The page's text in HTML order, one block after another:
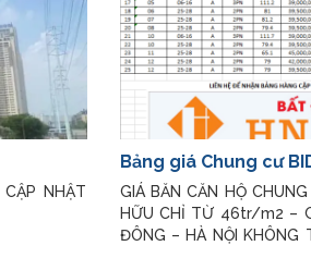
NHẬT
Bảng giá Chung cư
GIÁ BĂN CĂN HỘ
HỮU CHỈ TỪ 46tr/m2 –
ĐÔNG – HÀ NỘI KHÔNG